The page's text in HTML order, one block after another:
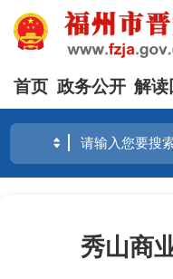
首页 政务公开 解读
秀山商